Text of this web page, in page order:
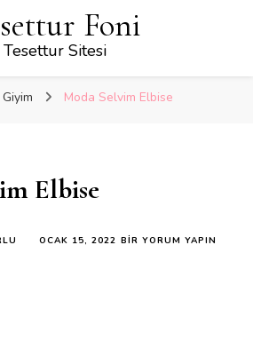
Foni
Tesettur Sitesi
Moda Selvim Elbise
Elbise
OCAK 15, 2022 MODA
BIR YORUM YAPIN